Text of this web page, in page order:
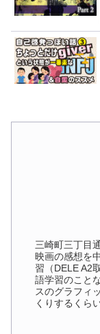
三崎町三丁目
映画の感想を
習（DELE A2
語学習のこと
スのグラフィ
くりするくら